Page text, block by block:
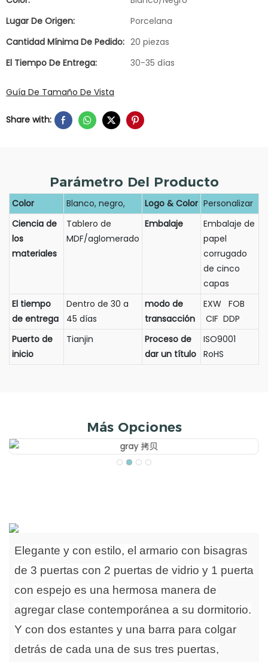
Lugar De Origen:
Porcelana
Cantidad Mínima De Pedido: 20 piezas
El Tiempo De Entrega:
30-35 días
Guía De Tamaño De Vista
Share with:
Parámetro Del Producto
Color Blanco, negro, Logo & Color Personalizar
Ciencia de
los
materiales
Tablero de
MDF/aglomerado
Embalaje
Embalaje de
papel
corrugado
de cinco
capas
El tiempo
de entrega
Dentro de 30 a
45 días
modo de
transacción
EXW FOB
CIF DDP
Puerto de
inicio
Tianjin
Proceso de
dar un título
ISO9001
RoHS
Más Opciones
Elegante y con estilo, el armario con bisagras
de 3 puertas con 2 puertas de vidrio y 1 puerta
con espejo es una hermosa manera de
agregar clase contemporánea a su dormitorio.
Y con dos estantes y una barra para colgar
detrás de cada una de sus tres puertas,